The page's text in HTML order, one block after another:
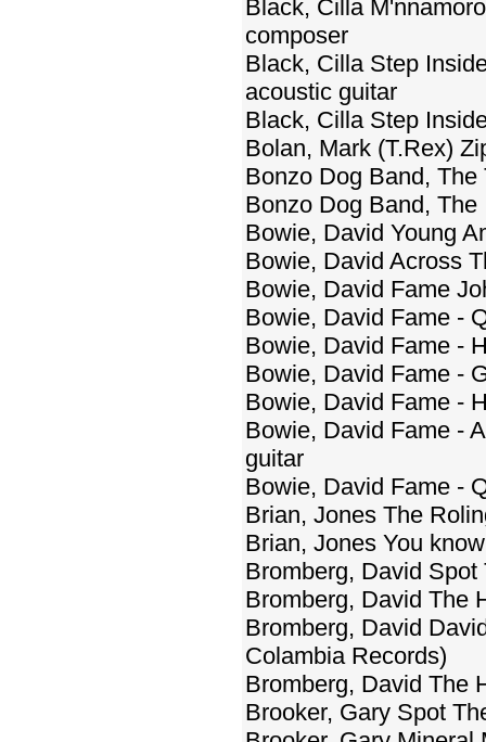
Black, Cilla
composer
Black, Cilla Step
acoustic guitar
Black, Cilla Step
Bolan, Mark (T.Rex)
Bonzo Dog Band,
Bonzo Dog Band,
Bowie, David Young
Bowie, David Across
Bowie, David Fame
Bowie, David Fame -
Bowie, David Fame -
Bowie, David Fame -
Bowie, David Fame -
Bowie, David Fame -
guitar
Bowie, David Fame -
Brian, Jones The
Brian, Jones You
Bromberg, David
Bromberg, David The
Bromberg, David
Colambia Records)
Bromberg, David The
Brooker, Gary Spot